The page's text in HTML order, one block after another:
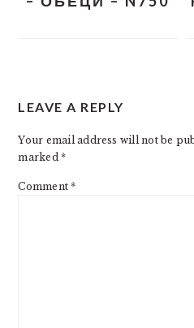
INTERACTIONS
LEAVE A REPLY
Your email address will not be
marked*
Comment*